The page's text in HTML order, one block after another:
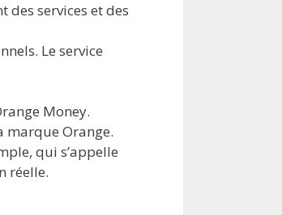
services et des
Le service
Money.
marque Orange.
qui s’appelle
réelle.